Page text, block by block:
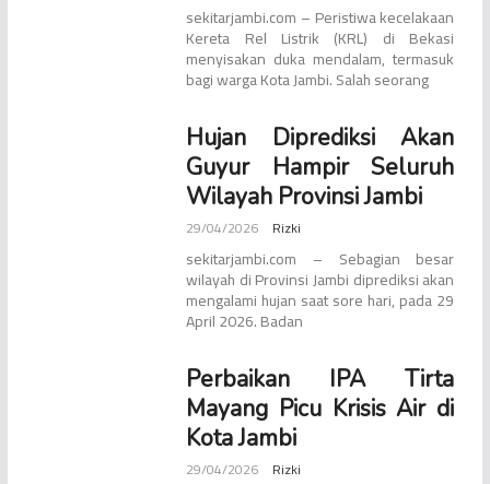
sekitarjambi.com – Peristiwa kecelakaan
Kereta Rel Listrik (KRL) di Bekasi
menyisakan duka mendalam, termasuk
bagi warga Kota Jambi. Salah seorang
Hujan Diprediksi Akan
Guyur Hampir Seluruh
Wilayah Provinsi Jambi
29/04/2026 Rizki
sekitarjambi.com – Sebagian besar
wilayah di Provinsi Jambi diprediksi akan
mengalami hujan saat sore hari, pada 29
April 2026. Badan
Perbaikan IPA Tirta
Mayang Picu Krisis Air di
Kota Jambi
29/04/2026 Rizki